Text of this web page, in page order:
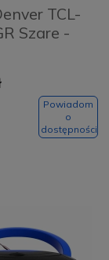
TCL-
Szare -
Powiadom
o
dostępności